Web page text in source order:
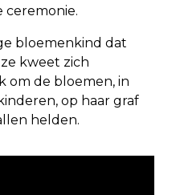
ceremonie.
bloemenkind dat
kweet zich
om de bloemen, in
op haar graf
helden.